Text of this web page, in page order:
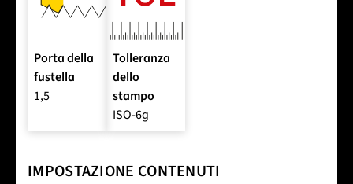
Porta della
fustella
1,5
Tolleranza
dello
stampo
ISO-6g
IMPOSTAZIONE CONTENUTI